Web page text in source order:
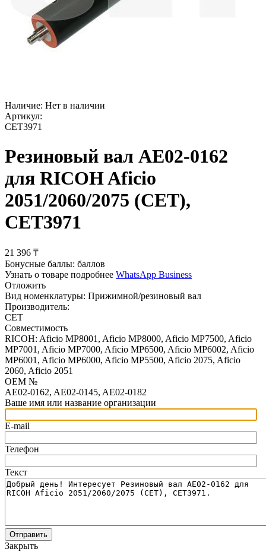
Наличие: Нет в наличии
Артикул:
CET3971
Резиновый вал AE02-0162
для RICOH Aficio
2051/2060/2075 (CET),
CET3971
21 396 ₸
Бонусные баллы: баллов
Узнать о товаре подробнее WhatsApp Business
Отложить
Вид номенклатуры: Прижимной/резиновый вал
Производитель:
CET
Совместимость
RICOH: Aficio MP8001, Aficio MP8000, Aficio MP7500, Aficio
MP7001, Aficio MP7000, Aficio MP6500, Aficio MP6002, Aficio
MP6001, Aficio MP6000, Aficio MP5500, Aficio 2075, Aficio
2060, Aficio 2051
OEM №
AE02-0162, AE02-0145, AE02-0182
Ваше имя или название организации
E-mail
Телефон
Текст
Отправить
Закрыть